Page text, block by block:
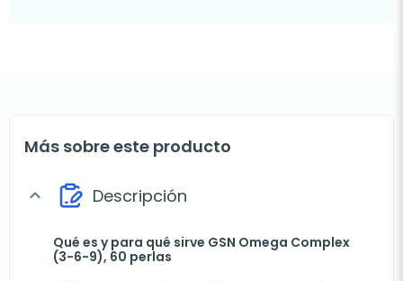
Más sobre este producto
expand_more Descripción
Qué es y para qué sirve GSN Omega Complex
(3-6-9), 60 perlas